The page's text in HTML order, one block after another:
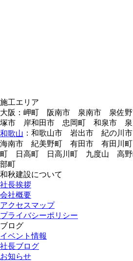
施工エリア
大阪：岬町 阪南市 泉南市 泉佐
塚市 岸和田市 忠岡町 和泉市
和歌山 ：和歌山市 岩出市 紀の川
海南市 紀美野町 有田市 有田川
町 日高町 日高川町 九度山 高
部町
和秋建設について
社長挨拶
会社概要
アクセスマップ
プライバシーポリシー
ブログ
イベント情報
社長ブログ
お知らせ